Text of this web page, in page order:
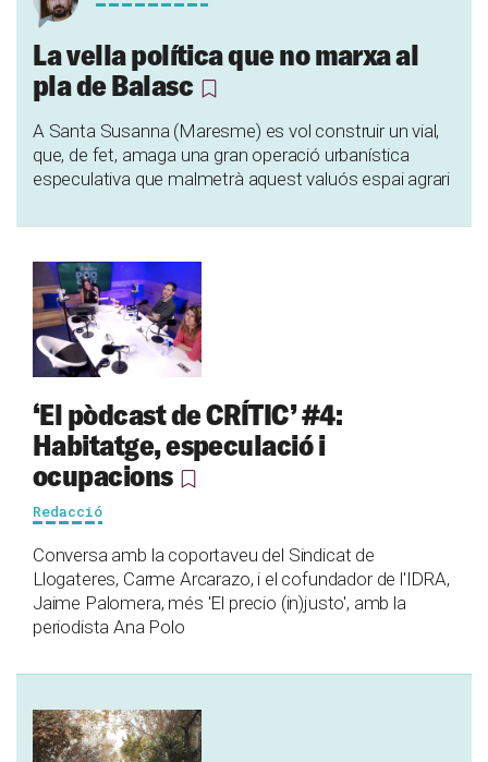
La vella política que no marxa al
pla de Balasc
A Santa Susanna (Maresme) es vol construir un vial,
que, de fet, amaga una gran operació urbanística
especulativa que malmetrà aquest valuós espai agrari
‘El pòdcast de CRÍTIC’ #4:
Habitatge, especulació i
ocupacions
Redacció
Conversa amb la coportaveu del Sindicat de
Llogateres, Carme Arcarazo, i el cofundador de l'IDRA,
Jaime Palomera, més 'El precio (in)justo', amb la
periodista Ana Polo